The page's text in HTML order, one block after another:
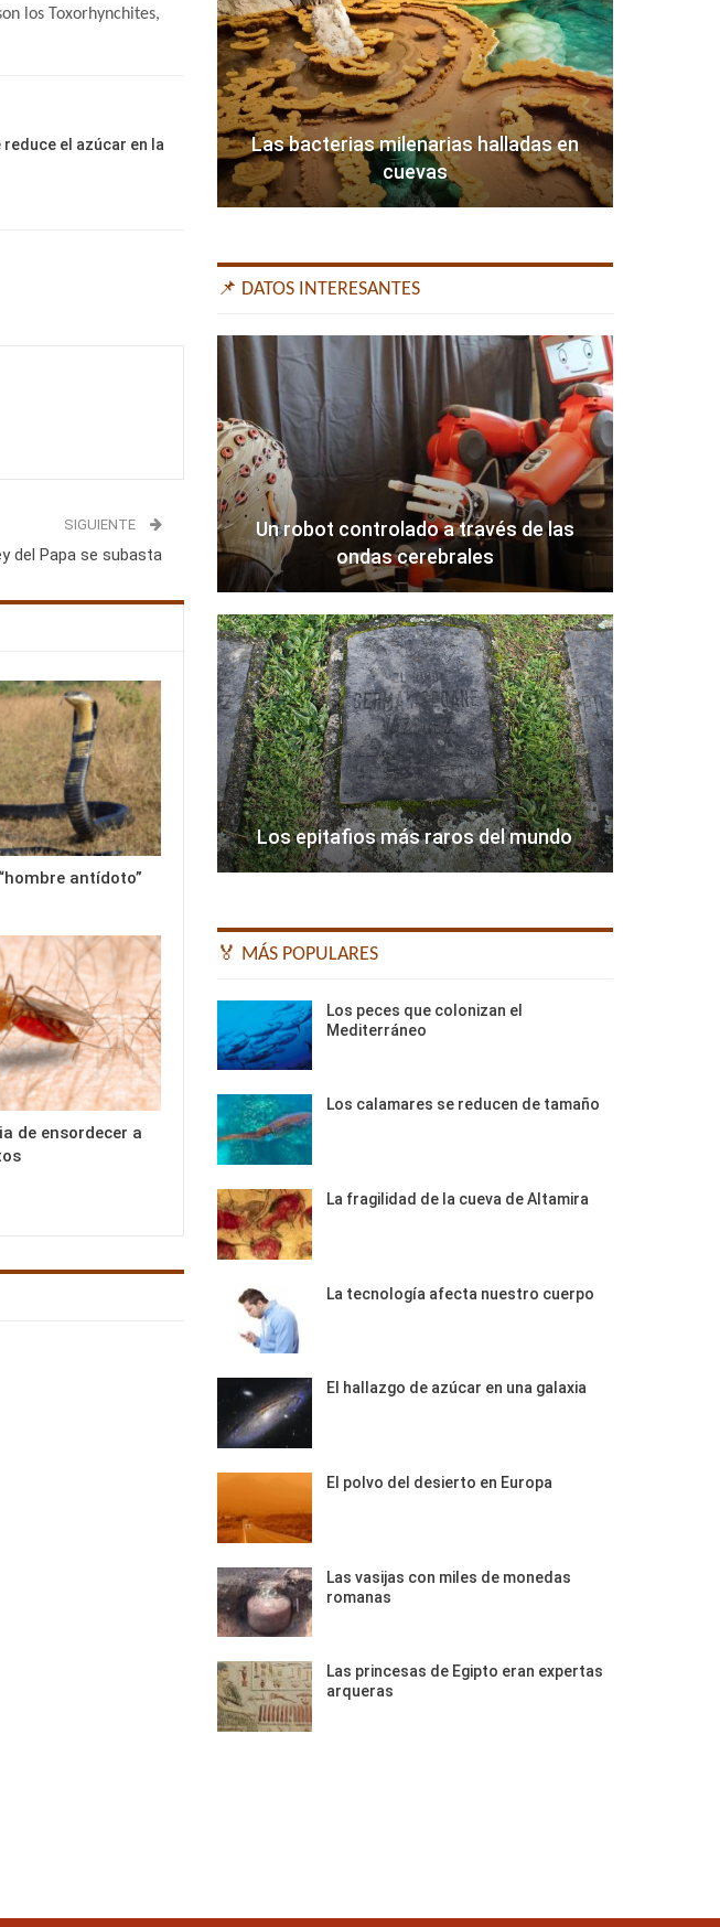
los Toxorhynchites,
reduce el azúcar en la
SIGUIENTE
del Papa se subasta
antídoto”
de ensordecer a
Las bacterias milenarias halladas en
cuevas
📌 DATOS INTERESANTES
Un robot controlado a través de las
ondas cerebrales
Los epitafios más raros del mundo
🏅 MÁS POPULARES
Los peces que colonizan el
Mediterráneo
Los calamares se reducen de tamaño
La fragilidad de la cueva de Altamira
La tecnología afecta nuestro cuerpo
El hallazgo de azúcar en una galaxia
El polvo del desierto en Europa
Las vasijas con miles de monedas
romanas
Las princesas de Egipto eran expertas
arqueras